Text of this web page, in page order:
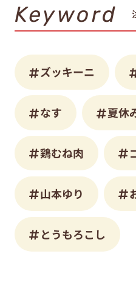
Keyword
ズッキーニ
なす 夏休
鶏むね肉
山本ゆり
とうもろこし